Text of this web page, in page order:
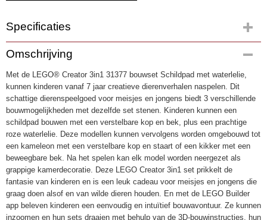
Specificaties
Productcode
4904
EAN code
5702018033203
Omschrijving
Met de LEGO® Creator 3in1 31377 bouwset Schildpad met waterlelie,
kunnen kinderen vanaf 7 jaar creatieve dierenverhalen naspelen. Dit
schattige dierenspeelgoed voor meisjes en jongens biedt 3 verschillende
bouwmogelijkheden met dezelfde set stenen. Kinderen kunnen een
schildpad bouwen met een verstelbare kop en bek, plus een prachtige
roze waterlelie. Deze modellen kunnen vervolgens worden omgebouwd tot
een kameleon met een verstelbare kop en staart of een kikker met een
beweegbare bek. Na het spelen kan elk model worden neergezet als
grappige kamerdecoratie. Deze LEGO Creator 3in1 set prikkelt de
fantasie van kinderen en is een leuk cadeau voor meisjes en jongens die
graag doen alsof en van wilde dieren houden. En met de LEGO Builder
app beleven kinderen een eenvoudig en intuïtief bouwavontuur. Ze kunnen
inzoomen en hun sets draaien met behulp van de 3D-bouwinstructies, hun